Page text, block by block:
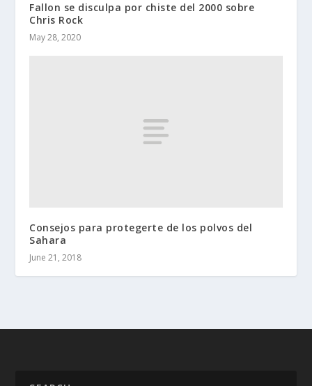
Fallon se disculpa por chiste del 2000 sobre
Chris Rock
May 28, 2020
Consejos para protegerte de los polvos del
Sahara
June 21, 2018